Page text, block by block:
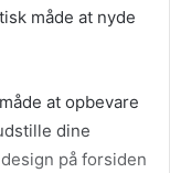
måde at nyde
at opbevare
dine
på forsiden